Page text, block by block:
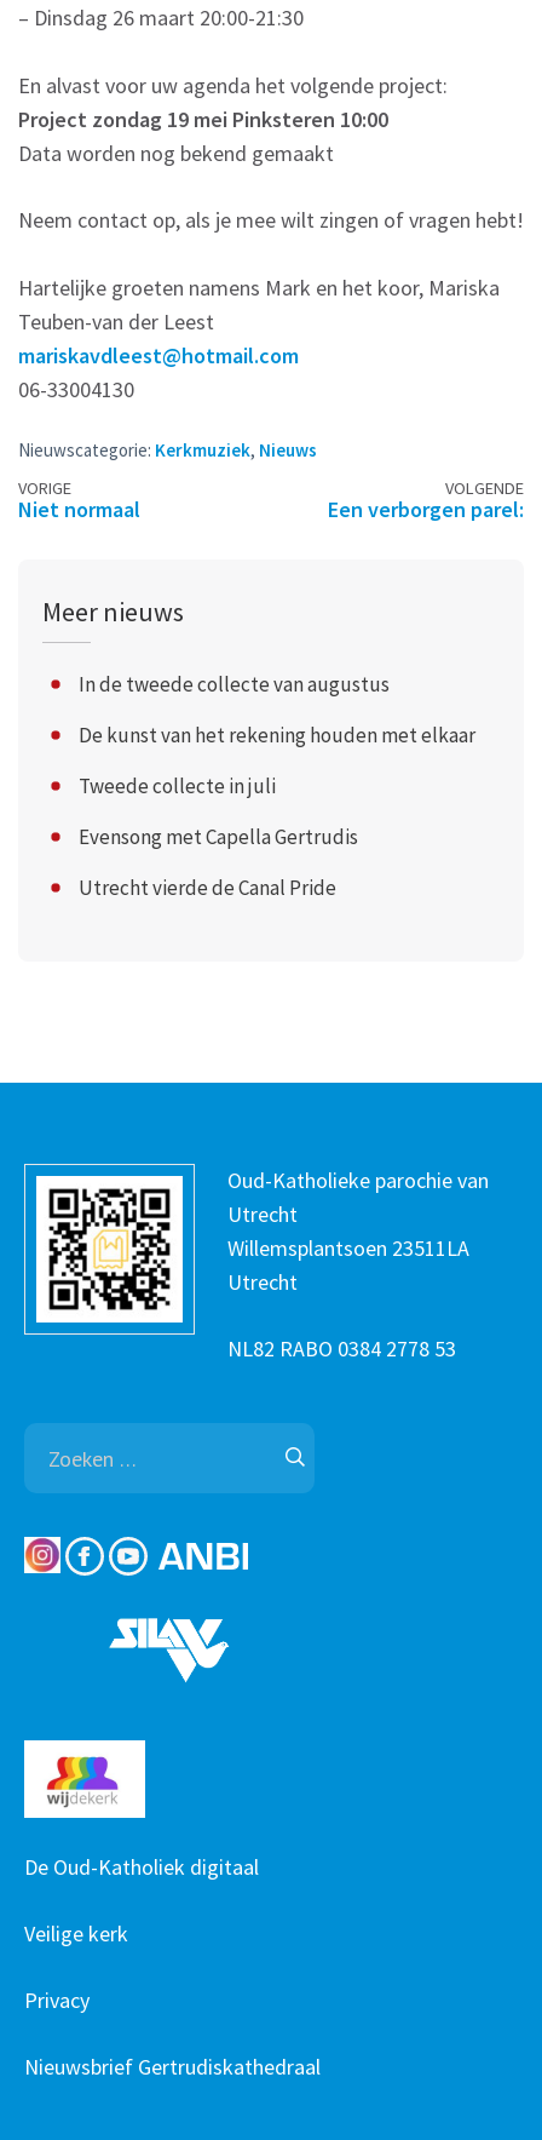
– Dinsdag 26 maart 20:00-21:30
En alvast voor uw agenda het volgende project:
Project zondag 19 mei Pinksteren 10:00
Data worden nog bekend gemaakt
Neem contact op, als je mee wilt zingen of vragen hebt!
Hartelijke groeten namens Mark en het koor, Mariska
Teuben-van der Leest
mariskavdleest@hotmail.com
06-33004130
Nieuwscategorie: Kerkmuziek, Nieuws
Berichtennavigatie
VORIGE
Niet normaal
VOLGENDE
Een verborgen parel:
Meer nieuws
In de tweede collecte van augustus
De kunst van het rekening houden met elkaar
Tweede collecte in juli
Evensong met Capella Gertrudis
Utrecht vierde de Canal Pride
Oud-Katholieke parochie van
Utrecht
Willemsplantsoen 23511LA
Utrecht
NL82 RABO 0384 2778 53
Zoeken
naar:
De Oud-Katholiek digitaal
Veilige kerk
Privacy
Nieuwsbrief Gertrudiskathedraal